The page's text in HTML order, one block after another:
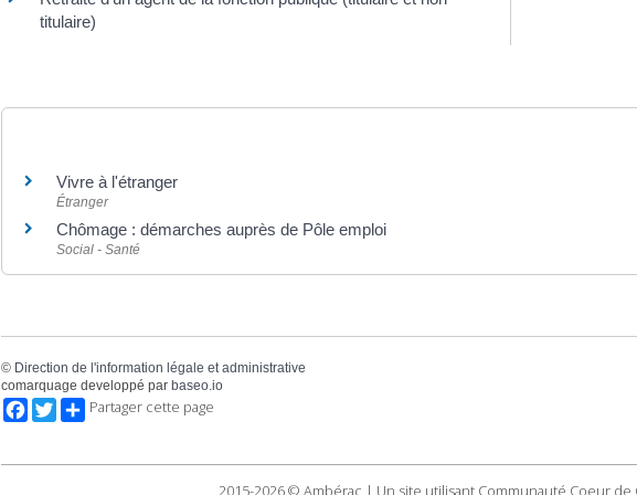
titulaire)
Vivre à l'étranger
Étranger
Chômage : démarches auprès de Pôle emploi
Social - Santé
© Direction de l'information légale et administrative
comarquage developpé par baseo.io
Facebook
TwitterPartager cette page
2015-2026 © Ambérac | Un site utilisant Communauté Coeur de